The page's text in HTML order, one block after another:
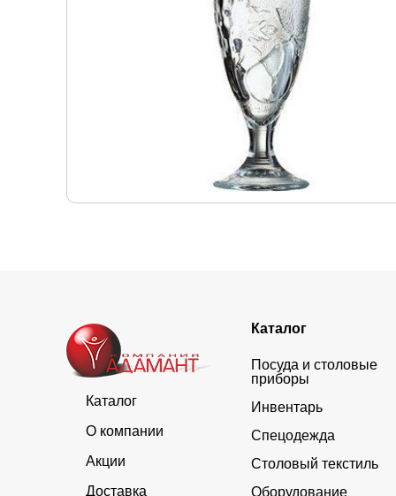
Каталог
О компании
Акции
Доставка
Каталог
Посуда и столовые
приборы
Инвентарь
Спецодежда
Столовый текстиль
Оборудование